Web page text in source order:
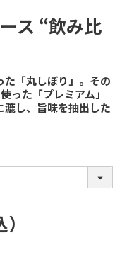
た「丸しぼり」。その
った「プレミアム」
漉し、旨味を抽出した
ス “飲み比